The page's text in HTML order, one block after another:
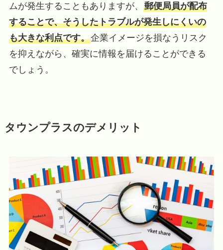
ムが発生することもありますが、 郵便局員が配布
することで、そうしたトラブルが発生しにくいの
も大きな利点です。企業イメージを損なうリスク
を抑えながら、確実に情報を届けることができる
でしょう。
タウンプラスのデメリット